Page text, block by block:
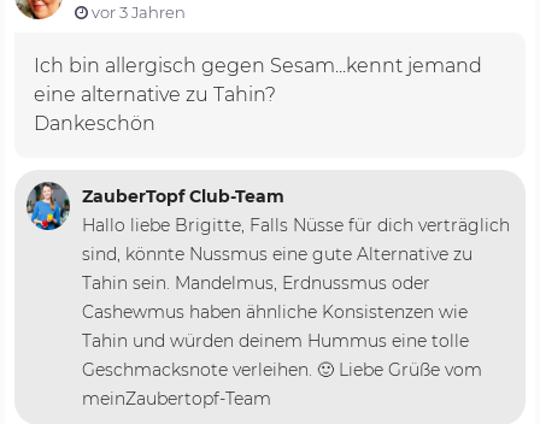
vor 3 Jahren
Ich bin allergisch gegen Sesam...kennt jemand
eine alternative zu Tahin?
Dankeschön
ZauberTopf Club-Team
Hallo liebe Brigitte, Falls Nüsse für dich verträglich
sind, könnte Nussmus eine gute Alternative zu
Tahin sein. Mandelmus, Erdnussmus oder
Cashewmus haben ähnliche Konsistenzen wie
Tahin und würden deinem Hummus eine tolle
Geschmacksnote verleihen. 🙂 Liebe Grüße vom
meinZaubertopf-Team